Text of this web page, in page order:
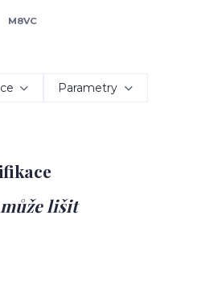
M8VC
Parametry
lišit